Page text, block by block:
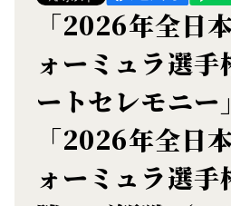
「2026年全日
ォーミュラ選手
ートセレモニー
「2026年全日
ォーミュラ選手